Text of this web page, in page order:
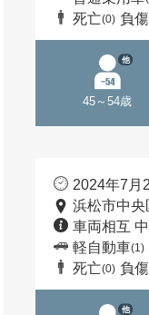
死亡(0) 負傷
45～54歳
他
2024年7月
浜松市中央
車両相互
軽自動車(1)
死亡(0) 負傷
他